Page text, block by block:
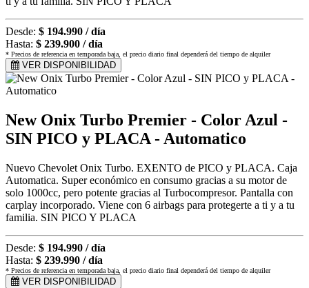
Desde: $ 194.990 / día
Hasta: $ 239.900 / día
* Precios de referencia en temporada baja, el precio diario final dependerá del tiempo de alquiler
VER DISPONIBILIDAD
New Onix Turbo Premier - Color Azul -
SIN PICO y PLACA - Automatico
Nuevo Chevolet Onix Turbo. EXENTO de PICO y PLACA. Caja
Automatica. Super económico en consumo gracias a su motor de
solo 1000cc, pero potente gracias al Turbocompresor. Pantalla con
carplay incorporado. Viene con 6 airbags para protegerte a ti y a tu
familia. SIN PICO Y PLACA
Desde: $ 194.990 / día
Hasta: $ 239.990 / día
* Precios de referencia en temporada baja, el precio diario final dependerá del tiempo de alquiler
VER DISPONIBILIDAD